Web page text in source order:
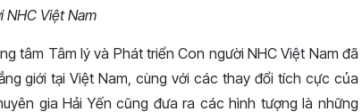
NHC Việt Nam
tâm Tâm lý và Phát triển Con người NHC Việt Nam đã
giới tại Việt Nam, cùng với các thay đổi tích cực của
gia Hải Yến cũng đưa ra các hình tượng là những